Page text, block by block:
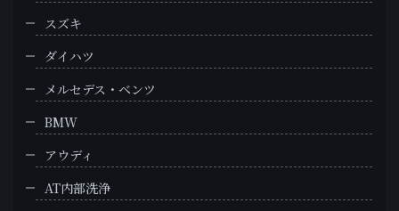
スズキ
ダイハツ
メルセデス・ベンツ
BMW
アウディ
AT内部洗浄